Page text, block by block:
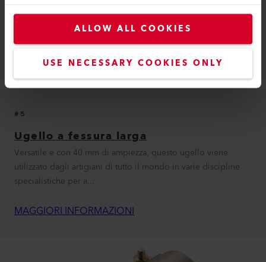
ALLOW ALL COOKIES
USE NECESSARY COOKIES ONLY
#5
Ugello a fessura larga
Versatile e con 40 mm di ampiezza, questo ugello viene
utilizzato dagli artigiani di tutto il mondo in varie discipline
specialistiche per a...
MAGGIORI INFORMAZIONI